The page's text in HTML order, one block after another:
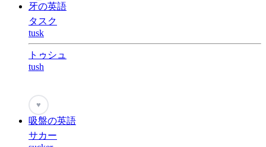
牙の英語
タスク
tusk
トゥシュ
tush
♥
吸盤の英語
サカー